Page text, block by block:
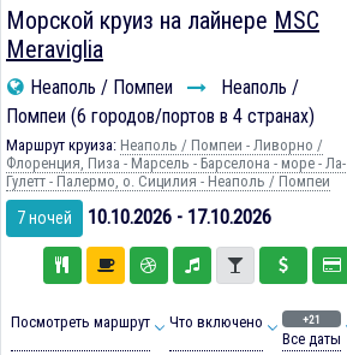
Морской круиз на лайнере MSC
Meraviglia
Неаполь / Помпеи
Неаполь /
Помпеи (6 городов/портов в 4 странах)
Маршрут круиза: Неаполь / Помпеи - Ливорно /
Флоренция, Пиза - Марсель - Барселона - море - Ла-
Гулетт - Палермо, о. Сицилия - Неаполь / Помпеи
7 ночей 10.10.2026 - 17.10.2026
Посмотреть маршрут Что включено +21
Все даты